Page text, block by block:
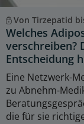
Von Tirzepatid
Welches
verschreiben?
Entscheidung
Eine Netzwerk-
zu Abnehm-
die für sie